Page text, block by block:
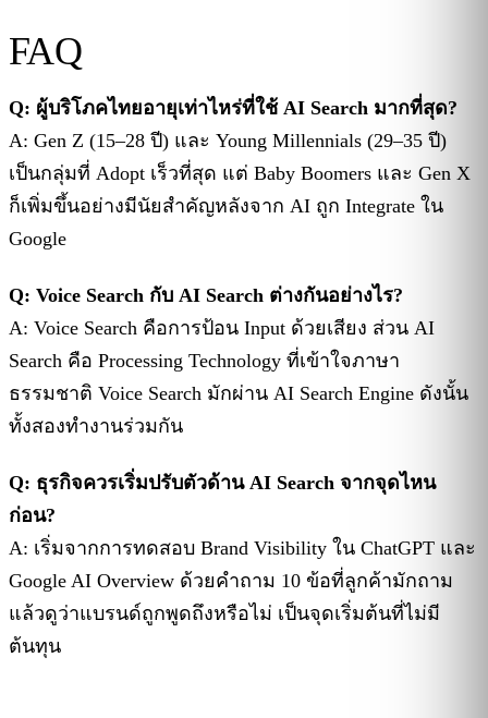
FAQ
Q: ผู้บริโภคไทยอายุเท่าไหร่ที่ใช้ AI Search มากที่สุด?
A: Gen Z (15–28 ปี) และ Young Millennials (29–35 ปี)
เป็นกลุ่มที่ Adopt เร็วที่สุด แต่ Baby Boomers และ Gen X
ก็เพิ่มขึ้นอย่างมีนัยสำคัญหลังจาก AI ถูก Integrate ใน
Google
Q: Voice Search กับ AI Search ต่างกันอย่างไร?
A: Voice Search คือการป้อน Input ด้วยเสียง ส่วน AI
Search คือ Processing Technology ที่เข้าใจภาษา
ธรรมชาติ Voice Search มักผ่าน AI Search Engine ดังนั้น
ทั้งสองทำงานร่วมกัน
Q: ธุรกิจควรเริ่มปรับตัวด้าน AI Search จากจุดไหน
ก่อน?
A: เริ่มจากการทดสอบ Brand Visibility ใน ChatGPT และ
Google AI Overview ด้วยคำถาม 10 ข้อที่ลูกค้ามักถาม
แล้วดูว่าแบรนด์ถูกพูดถึงหรือไม่ เป็นจุดเริ่มต้นที่ไม่มี
ต้นทุน